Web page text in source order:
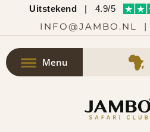
Uitstekend | 4.9/5
INFO@JAMBO.NL |
Menu